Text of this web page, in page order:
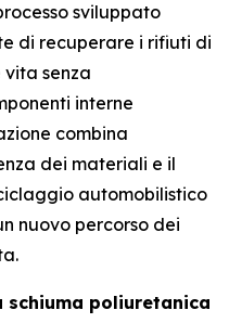
sviluppato
di recuperare i rifiuti di
senza
interne
combina
dei materiali e il
automobilistico
nuovo percorso dei
poliuretanica